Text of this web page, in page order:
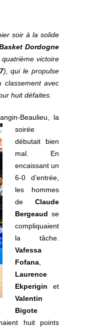
soir à la solide
Dordogne
victoire
), qui le propulse
classement avec
huit défaites.
Beaulieu, la
soirée
débutait bien
mal. En
encaissant un
6-0 d’entrée,
les hommes
de Claude
Bergeaud se
compliquaient
la tâche.
Vafessa
Fofana,
Laurence
Ekperigin et
Valentin
Bigote
huit points